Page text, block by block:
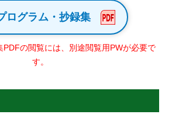
ログラム・抄録集
の閲覧には、別途閲覧用PWが必要で
す。